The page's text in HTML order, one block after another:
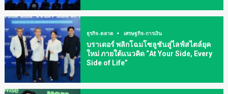
ธุรกิจ-ตลาด เศรษฐกิจ-การเงิน
บราเดอร์ พลิกโฉมโซลูชันสู่ไลฟ์สไตล์ยุค
ใหม่ ภายใต้แนวคิด “At Your Side, Every
Side of Life”